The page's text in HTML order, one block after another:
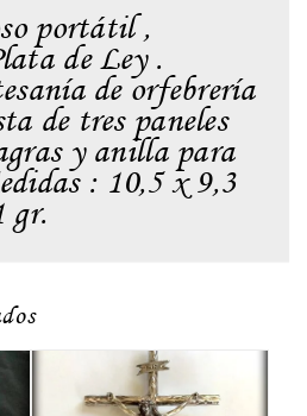
portátil ,
de Ley .
de orfebrería
de tres paneles
y anilla para
: 10,5 x 9,3
gr.